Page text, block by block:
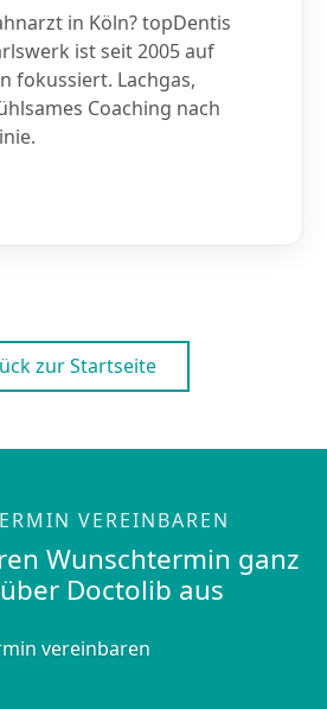
in Köln? topDentis
ist seit 2005 auf
fokussiert. Lachgas,
Coaching nach
zur Startseite
VEREINBAREN
Wunschtermin ganz
Doctolib aus
vereinbaren